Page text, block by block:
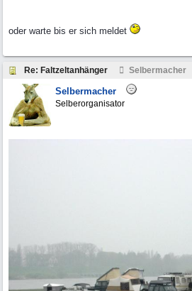
oder warte bis er sich meldet
Re: Faltzeltanhänger Selbermacher
Selbermacher
Selberorganisator